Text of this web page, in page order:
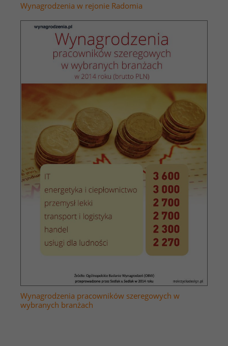
Wynagrodzenia w rejonie Radomia
Wynagrodzenia pracowników szeregowych w
wybranych branżach